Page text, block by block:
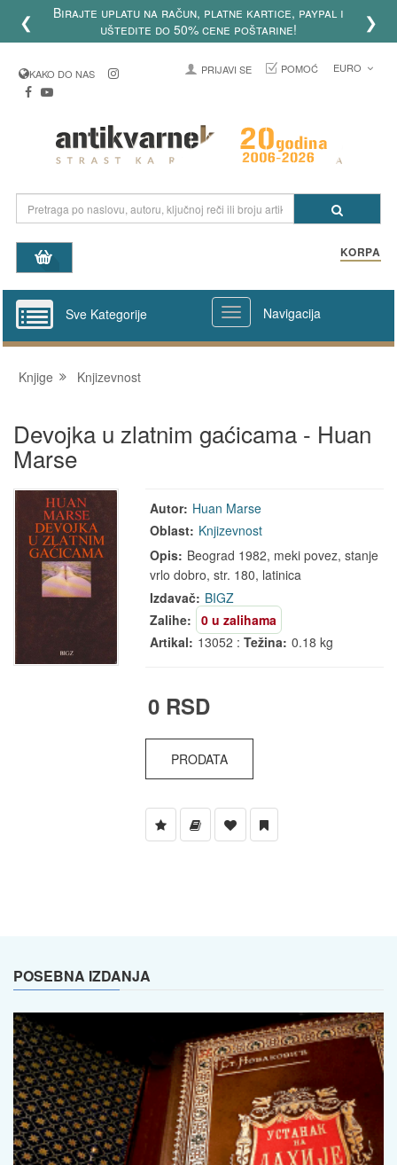
❮
Birajte uplatu na račun, platne kartice, paypal i
uštedite do 50% cene poštarine!
❯
KAKO DO NAS PRIJAVI SE POMOĆ EURO
KORPA
Sve Kategorije Navigacija
Knjige Knjizevnost
Devojka u zlatnim gaćicama - Huan
Marse
Autor: Huan Marse
Oblast: Knjizevnost
Opis: Beograd 1982, meki povez, stanje
vrlo dobro, str. 180, latinica
Izdavač: BIGZ
Zalihe:
0 u zalihama
Artikal: 13052 :Težina: 0.18 kg
0 RSD
PRODATA
POSEBNA IZDANJA